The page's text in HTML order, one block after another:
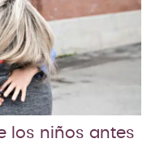
los niños antes